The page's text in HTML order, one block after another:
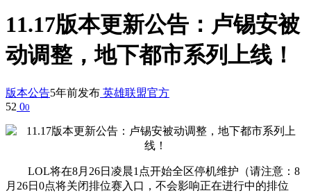
11.17版本更新公告：卢锡安被
动调整，地下都市系列上线！
版本公告5年前发布 英雄联盟官方
52 00
LOL将在8月26日凌晨1点开始全区停机维护（请注意：8
月26日0点将关闭排位赛入口，不会影响正在进行中的排位